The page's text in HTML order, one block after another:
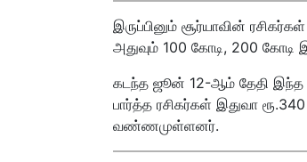
இருப்பினும் சூர்யாவின்
அதுவும் 100 கோடி, 200
கடந்த ஜூன் 12-ஆம் தேதி இந்த
பார்த்த ரசிகர்கள் இதுவா
வண்ணமுள்ளனர்.